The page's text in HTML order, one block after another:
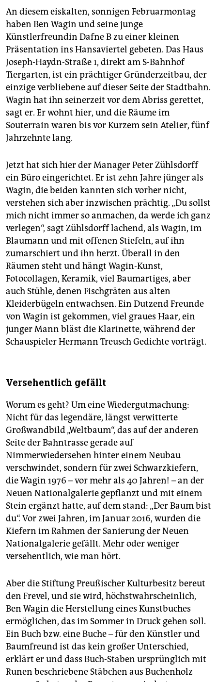
An diesem eiskalten, sonnigen Februarmontag
haben Ben Wagin und seine junge
Künstlerfreundin Dafne B zu einer kleinen
Präsentation ins Hansaviertel gebeten. Das Haus
Joseph-Haydn-Straße 1, direkt am S-Bahnhof
Tiergarten, ist ein prächtiger Gründerzeitbau, der
einzige verbliebene auf dieser Seite der Stadtbahn.
Wagin hat ihn seinerzeit vor dem Abriss gerettet,
sagt er. Er wohnt hier, und die Räume im
Souterrain waren bis vor Kurzem sein Atelier, fünf
Jahrzehnte lang.
Jetzt hat sich hier der Manager Peter Zühlsdorff
ein Büro eingerichtet. Er ist zehn Jahre jünger als
Wagin, die beiden kannten sich vorher nicht,
verstehen sich aber inzwischen prächtig. „Du sollst
mich nicht immer so anmachen, da werde ich ganz
verlegen“, sagt Zühlsdorff lachend, als Wagin, im
Blaumann und mit offenen Stiefeln, auf ihn
zumarschiert und ihn herzt. Überall in den
Räumen steht und hängt Wagin-Kunst,
Fotocollagen, Keramik, viel Baumartiges, aber
auch Stühle, denen Fischgräten aus alten
Kleiderbügeln entwachsen. Ein Dutzend Freunde
von Wagin ist gekommen, viel graues Haar, ein
junger Mann bläst die Klarinette, während der
Schauspieler Hermann Treusch Gedichte vorträgt.
Versehentlich gefällt
Worum es geht? Um eine Wiedergutmachung:
Nicht für das legendäre, längst verwitterte
Großwandbild „Weltbaum“, das auf der anderen
Seite der Bahntrasse gerade auf
Nimmerwiedersehen hinter einem Neubau
verschwindet, sondern für zwei Schwarzkiefern,
die Wagin 1976 – vor mehr als 40 Jahren! – an der
Neuen Nationalgalerie gepflanzt und mit einem
Stein ergänzt hatte, auf dem stand: „Der Baum bist
du“. Vor zwei Jahren, im Januar 2016, wurden die
Kiefern im Rahmen der Sanierung der Neuen
Nationalgalerie gefällt. Mehr oder weniger
versehentlich, wie man hört.
Aber die Stiftung Preußischer Kulturbesitz bereut
den Frevel, und sie wird, höchstwahrscheinlich,
Ben Wagin die Herstellung eines Kunstbuches
ermöglichen, das im Sommer in Druck gehen soll.
Ein Buch bzw. eine Buche – für den Künstler und
Baumfreund ist das kein großer Unterschied,
erklärt er und dass Buch-Staben ursprünglich mit
Runen beschriebene Stäbchen aus Buchenholz